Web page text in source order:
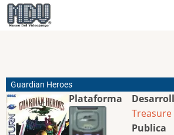
Pasar
al
Guardian Heroes
Plataforma
Treasure
Publica